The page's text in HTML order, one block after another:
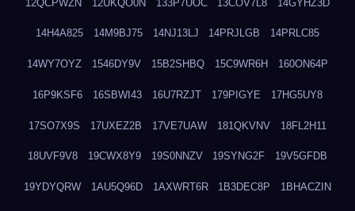
12QCPWZN 12UKQO0N 133P7UOC 13COV7L8 14GYHZ3D
14H4A825 14M9BJ75 14NJ13LJ 14PRJLGB 14PRLC85
14WY7OYZ 1546DY9V 15B2SHBQ 15C9WR6H 160ON64P
16P9KSF6 16SBWI43 16U7RZJT 179PIGYE 17HG5UY8
17SO7X9S 17UXEZ2B 17VE7UAW 181QKVNV 18FL2H11
18UVF9V8 19CWX8Y9 19S0NNZV 19SYNG2F 19V5GFDB
19YDYQRW 1AU5Q96D 1AXWRT6R 1B3DEC8P 1BHACZIN